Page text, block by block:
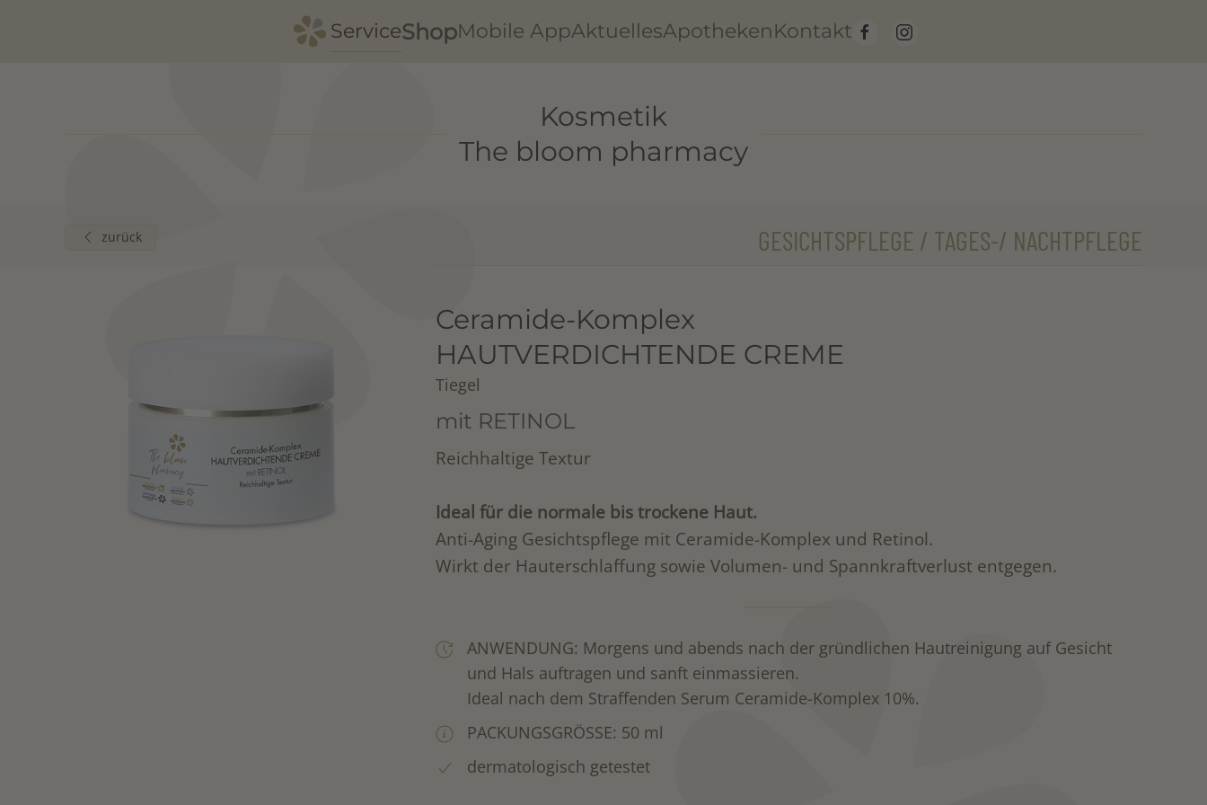
ServiceShopMobile AppAktuellesApothekenKontakt
Kosmetik
The bloom pharmacy
zurück GESICHTSPFLEGE / TAGES-/ NACHTPFLEGE
Ceramide-Komplex
HAUTVERDICHTENDE CREME
Tiegel
mit RETINOL
Reichhaltige Textur
Ideal für die normale bis trockene Haut.
Anti-Aging Gesichtspflege mit Ceramide-Komplex und Retinol.
Wirkt der Hauterschlaffung sowie Volumen- und Spannkraftverlust entgegen.
ANWENDUNG: Morgens und abends nach der gründlichen Hautreinigung auf Gesicht
und Hals auftragen und sanft einmassieren.
Ideal nach dem Straffenden Serum Ceramide-Komplex 10%.
PACKUNGSGRÖSSE: 50 ml
dermatologisch getestet